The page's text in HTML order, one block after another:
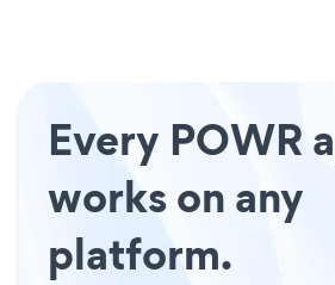
Every POWR
works on any
platform.